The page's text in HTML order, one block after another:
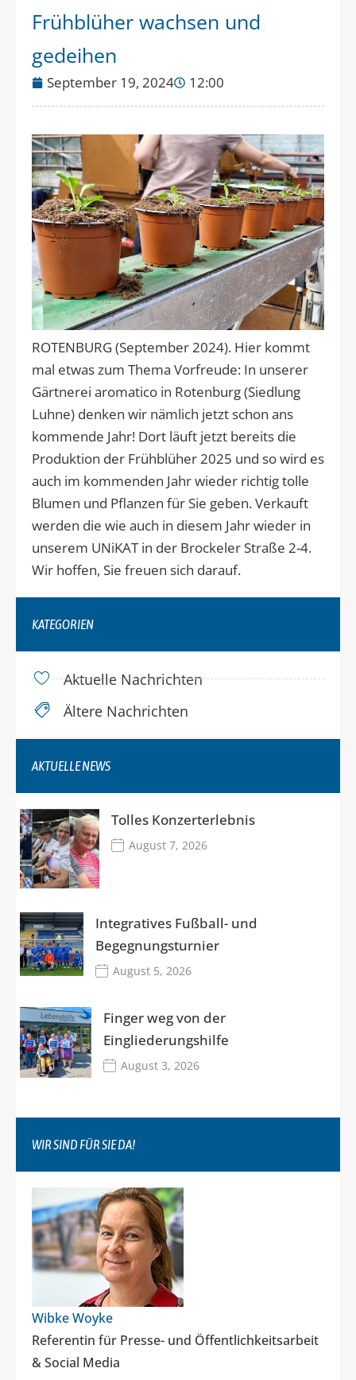
Frühblüher wachsen und
gedeihen
September 19, 2024 12:00
ROTENBURG (September 2024). Hier kommt
mal etwas zum Thema Vorfreude: In unserer
Gärtnerei aromatico in Rotenburg (Siedlung
Luhne) denken wir nämlich jetzt schon ans
kommende Jahr! Dort läuft jetzt bereits die
Produktion der Frühblüher 2025 und so wird es
auch im kommenden Jahr wieder richtig tolle
Blumen und Pflanzen für Sie geben. Verkauft
werden die wie auch in diesem Jahr wieder in
unserem UNiKAT in der Brockeler Straße 2-4.
Wir hoffen, Sie freuen sich darauf.
KATEGORIEN
Aktuelle Nachrichten
Ältere Nachrichten
AKTUELLE NEWS
Tolles Konzerterlebnis
August 7, 2026
Integratives Fußball- und
Begegnungsturnier
August 5, 2026
Finger weg von der
Eingliederungshilfe
August 3, 2026
WIR SIND FÜR SIE DA!
Wibke Woyke
Referentin für Presse- und Öffentlichkeitsarbeit
& Social Media